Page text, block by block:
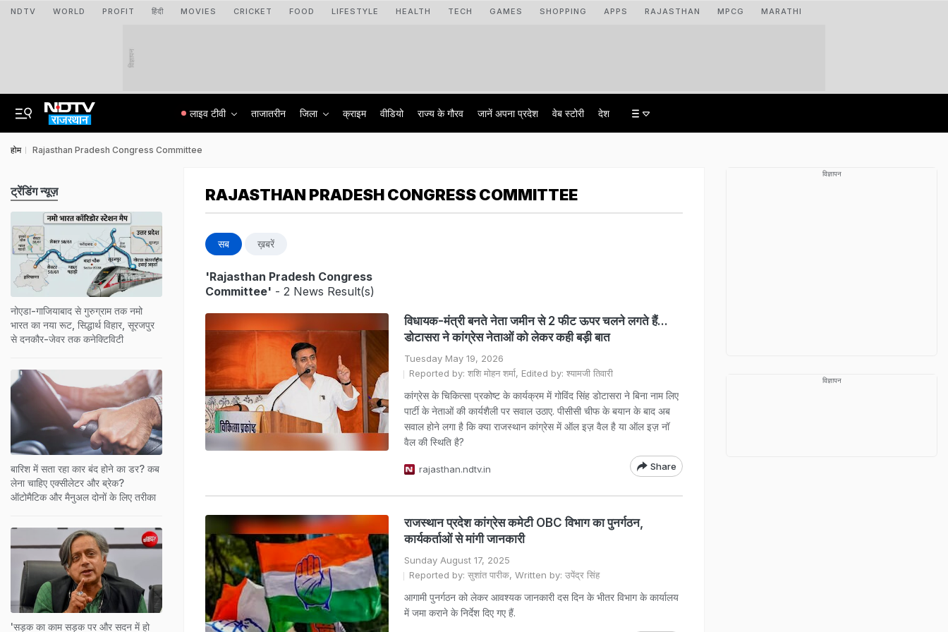
NDTV WORLD PROFIT हिंदी MOVIES CRICKET FOOD LIFESTYLE HEALTH TECH GAMES SHOPPING APPS RAJASTHAN MPCG MARATHI
विज्ञापन
लाइव टीवी ताजातरीन जिला क्राइम वीडियो राज्‍य के गौरव जानें अपना प्रदेश वेब स्टोरी देश
होम Rajasthan Pradesh Congress Committee
RAJASTHAN PRADESH CONGRESS COMMITTEE
सब ख़बरें
'Rajasthan Pradesh Congress
Committee' - 2 News Result(s)
विधायक-मंत्री बनते नेता जमीन से 2 फीट ऊपर चलने लगते हैं...
डोटासरा ने कांग्रेस नेताओं को लेकर कही बड़ी बात
Tuesday May 19, 2026
Reported by: शशि मोहन शर्मा, Edited by: श्यामजी तिवारी
कांग्रेस के चिकित्सा प्रकोष्ट के कार्यक्रम में गोविंद सिंह डोटासरा ने बिना नाम लिए
पार्टी के नेताओं की कार्यशैली पर सवाल उठाए. पीसीसी चीफ के बयान के बाद अब
सवाल होने लगा है कि क्या राजस्थान कांग्रेस में ऑल इज़ वैल है या ऑल इज़ नॉ
वैल की स्थिति है?
rajasthan.ndtv.in Share
राजस्थान प्रदेश कांग्रेस कमेटी OBC विभाग का पुनर्गठन,
कार्यकर्ताओं से मांगी जानकारी
Sunday August 17, 2025
Reported by: सुशांत पारीक, Written by: उपेंद्र सिंह
आगामी पुनर्गठन को लेकर आवश्यक जानकारी दस दिन के भीतर विभाग के कार्यालय
में जमा कराने के निर्देश दिए गए हैं.
ट्रेंडिंग न्यूज़
नोएडा-गाजियाबाद से गुरुग्राम तक नमो
भारत का नया रूट, सिद्धार्थ विहार, सूरजपुर
से दनकौर-जेवर तक कनेक्टिविटी
बारिश में सता रहा कार बंद होने का डर? कब
लेना चाहिए एक्सीलेटर और ब्रेक?
ऑटोमैटिक और मैनुअल दोनों के लिए तरीका
'सड़क का काम सड़क पर और सदन में हो
विज्ञापन
विज्ञापन